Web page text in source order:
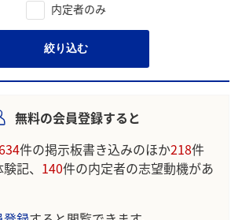
内定者のみ
絞り込む
無料の会員登録すると
件の掲示板書き込みのほか218件
記、 140件の内定者の志望動機があ